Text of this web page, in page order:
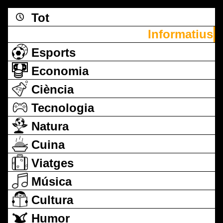
Tot
Informatius
Esports
Economia
Ciència
Tecnologia
Natura
Cuina
Viatges
Música
Cultura
Humor